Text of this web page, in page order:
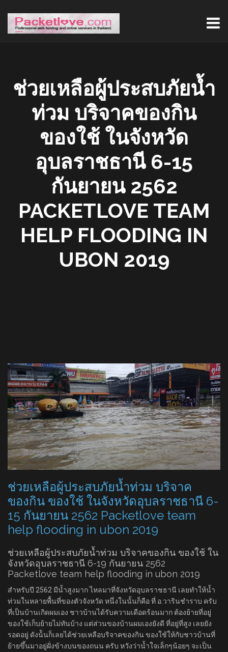
ช่วยเหลือผู้ประสบภัยน้ำ
ท่วม บริจาคของกิน
ของใช้ ในจังหวัด
อุบลราชธานี 6-15
กันยายน 2562
PACKETLOVE TEAM
HELP FLOODING IN
UBON 2019
ช่วยเหลือผู้ประสบภัยน้ำท่วม บริจาค
ของกิน ของใช้ ในจังหวัดอุบลราชธานี 6-
15 กันยายน 2562 Packetlove team
help flooding in ubon 2019
ช่วยเหลือผู้ประสบภัยน้ำท่วม บริจาคของกิน ของใช้ ใน
จังหวัดอุบลราชธานี 6-19 กันยายน 2562
Packetlove team help flooding in ubon 2019
สำหรับปี 2562 มีน้ำสูงมาก ไหลมาที่จังหวัดอุบลราชธานี เลยทำให้น้ำ
ท่วมในหลายพื้นที่ของตัวจังหวัด หนึ่งในนั้นก็คือ ที่ อ.วารินชำราบ ครับ
ที่เป็นบ้านเกิดผมเอง ชาวบ้านได้รับความเดือดร้อนมาก ต้องย้ายที่อยู่
ของใช้เก็บย้ายไม่ทันบ้าง แต่ส่วนของบ้านผมเองยังดี ที่อยู่ที่สูง เลยยัง
รอดอยู่ ดังน้ันก็เลยได้ช่วยเหลือบริจาคของกิน ของใช้ให้กับชาวบ้านที่
ย้ายขึ้นมาอยู่ฝั่งข้างบนของถนน ครับ หวังว่าน้ำใจเล็กๆน้อยๆ จะเป็น